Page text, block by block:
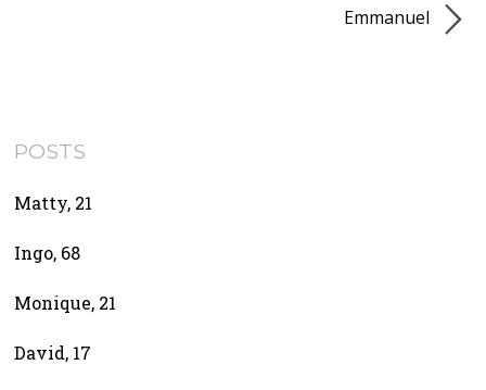
Emmanuel
POSTS
Matty, 21
Ingo, 68
Monique, 21
David, 17